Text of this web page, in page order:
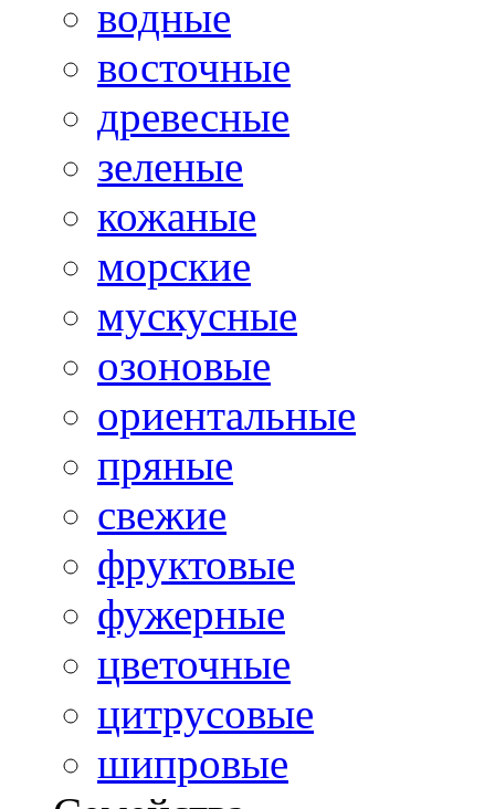
водные
восточные
древесные
зеленые
кожаные
морские
мускусные
озоновые
ориентальные
пряные
свежие
фруктовые
фужерные
цветочные
цитрусовые
шипровые